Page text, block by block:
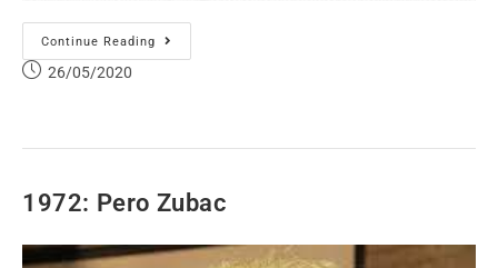
Continue Reading
26/05/2020
1972: Pero Zubac